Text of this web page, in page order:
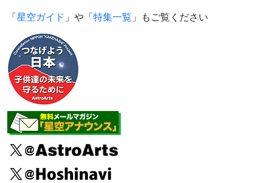
「星空ガイド 」や「特集一覧 」もご覧ください